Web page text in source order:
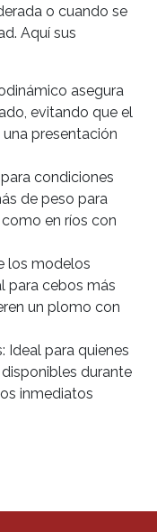
o cuando se
Aquí sus
asegura
evitando que el
presentación
condiciones
de peso para
en ríos con
los modelos
para cebos más
un plomo con
Ideal para quienes
durante
inmediatos